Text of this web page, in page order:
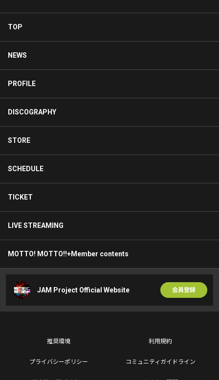
TOP
NEWS
PROFILE
DISCOGRAPHY
STORE
SCHEDULE
TICKET
LIVE STREAMING
MOTTO! MOTTO!!+Member contents
JAM Project Official Website 会員登録
推奨環境 利用規約
プライバシーポリシー コミュニティガイドライン